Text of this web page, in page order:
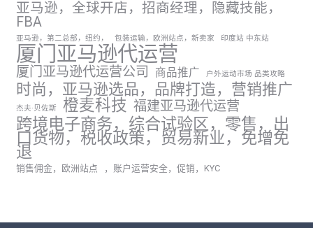
亚马逊，全球开店，招商经理，隐藏技能，
FBA
亚马逊，第二总部，纽约， 包装运输，欧洲站点，新卖家 印度站 中东站
厦门亚马逊代运营
厦门亚马逊代运营公司 商品推广 户外运动市场 品类攻略
时尚，亚马逊选品，品牌打造，营销推广
杰夫·贝佐斯 橙麦科技 福建亚马逊代运营
跨境电子商务，综合试验区，零售，出
口货物，税收政策，贸易新业，免增免
退
销售佣金，欧洲站点 ，账户运营安全，促销，KYC